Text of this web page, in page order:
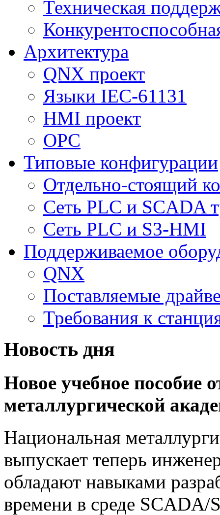
Техническая
Архитектура
QNX проект
Языки IEC-61131
HMI проект
ОPC
Типовые конфигурации
Отдельно-стоящий
Сеть PLC и SCADA
Сеть PLC и S3-HMI
Поддерживаемое
QNX
Поставляемые
Требования к
Новость дня
Новое учебное пособие
металлургической
Национальная
выпускает теперь
обладают навыками
времени в среде